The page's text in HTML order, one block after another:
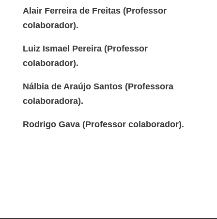
Alair Ferreira de Freitas (Professor
colaborador).
Luiz Ismael Pereira (Professor
colaborador).
Nálbia de Araújo Santos (Professora
colaboradora).
Rodrigo Gava (Professor colaborador).